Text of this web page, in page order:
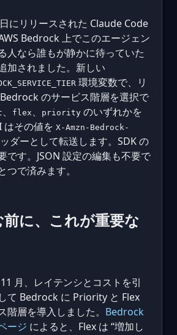
にリリースされた Claude Code
Bedrock 上でこのエージェン
人なら誰もが静かに待っていた
加されました。新しい
環境変数で、リ
のサービス階層を選択で
、 flex 、 priority のいずれかを
はその値を X-Amzn-Bedrock-
ダーとして転送します。SDK の
です。JSON 設定の編集も不要で
つで済みます。
に、これが重要な
月、レイテンシとコストを引
て Bedrock に Priority と Flex
階層を導入しました。 Bedrock
ージ によると、Flex は “増加し